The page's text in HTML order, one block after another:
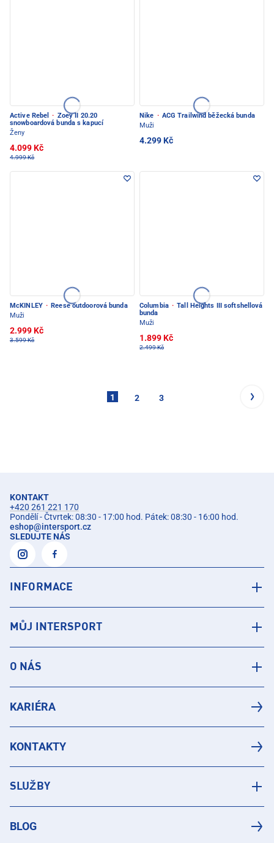
Active Rebel · Zoey II 20.20
snowboardová bunda s kapucí
Ženy
4.099 Kč
4.999 Kč
Nike · ACG Trailwind běžecká bunda
Muži
4.299 Kč
McKINLEY · Reese outdoorová bunda
Muži
2.999 Kč
3.599 Kč
Columbia · Tall Heights III softshellová
bunda
Muži
1.899 Kč
2.499 Kč
1 2 3
KONTAKT
+420 261 221 170
Pondělí - Čtvrtek: 08:30 - 17:00 hod. Pátek: 08:30 - 16:00 hod.
eshop@intersport.cz
SLEDUJTE NÁS
INFORMACE
MŮJ INTERSPORT
O NÁS
KARIÉRA
KONTAKTY
SLUŽBY
BLOG